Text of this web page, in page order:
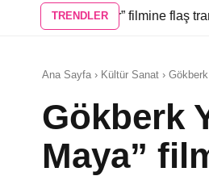
TRENDLER
İnsanlar” filmine flaş transfer,
Ana Sayfa › Kültür Sanat › Gökberk
Gökberk
Maya”